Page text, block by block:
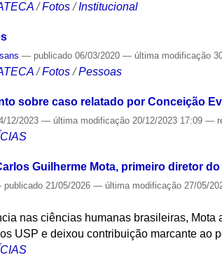
/Fotos /Institucional
— publicado 06/03/2020— última modificação
/Fotos /Pessoas
sobre caso relatado por Conceição
12/2023— última modificação 20/12/2023 17:09—
Guilherme Mota, primeiro diretor do
publicado 21/05/2026— última modificação 27/05/
nas ciências humanas brasileiras,
USP e deixou contribuição marcante ao